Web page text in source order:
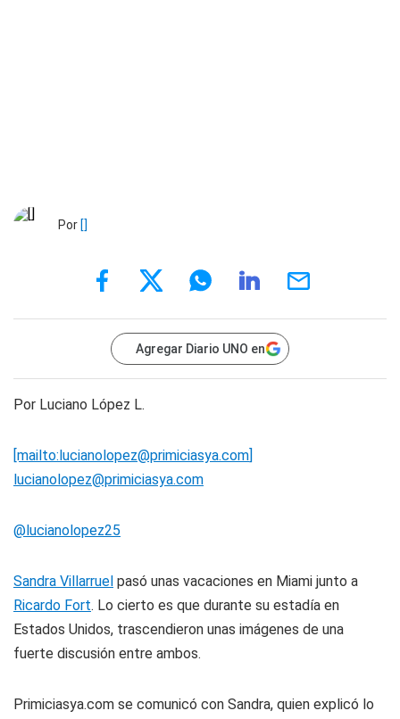
Por []
Agregar Diario UNO en
Por Luciano López L.
[mailto:lucianolopez@primiciasya.com]
lucianolopez@primiciasya.com
@lucianolopez25
Sandra Villarruel pasó unas vacaciones en Miami junto a
Ricardo Fort. Lo cierto es que durante su estadía en
Estados Unidos, trascendieron unas imágenes de una
fuerte discusión entre ambos.
Primiciasya.com se comunicó con Sandra, quien explicó lo